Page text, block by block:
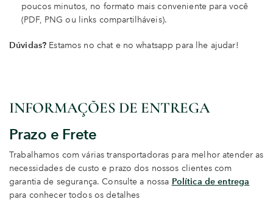
poucos minutos, no formato mais conveniente para você
(PDF, PNG ou links compartilháveis).
Dúvidas? Estamos no chat e no whatsapp para lhe ajudar!
INFORMAÇÕES DE ENTREGA
Prazo e Frete
Trabalhamos com várias transportadoras para melhor atender as
necessidades de custo e prazo dos nossos clientes com
garantia de segurança. Consulte a nossa Política de entrega
para conhecer todos os detalhes